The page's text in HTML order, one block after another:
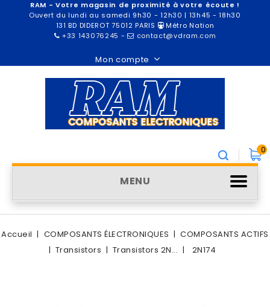
RAM - Votre magasin de proximité à votre écoute !
Ouvert du lundi au samedi 9h30 - 12h30 | 13h45 - 18h30
131 BD DIDEROT 75012 PARIS
Métro Nation
+33 143076245 - contact@vdram.com
Mon compte
0
MENU
Accueil COMPOSANTS ÉLECTRONIQUES
COMPOSANTS ACTIFS
Transistors
Transistors 2N... 2N174